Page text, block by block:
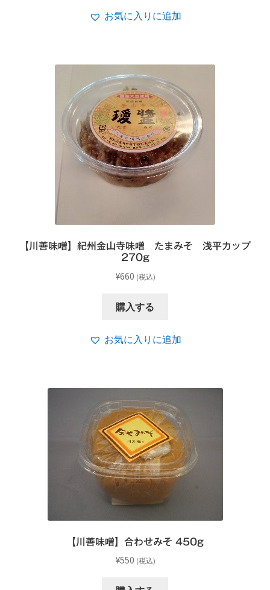
お気に入りに追加
【川善味噌】紀州金山寺味噌 たまみそ 浅平カップ
270g
¥660 (税込)
購入する
お気に入りに追加
【川善味噌】合わせみそ 450g
¥550 (税込)